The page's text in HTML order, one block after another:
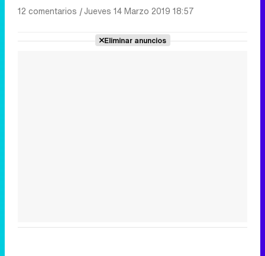
12 comentarios |Jueves 14 Marzo 2019 18:57
Eliminar anuncios